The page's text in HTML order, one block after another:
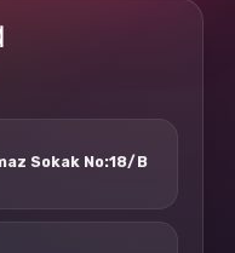
Sokak No:18/B